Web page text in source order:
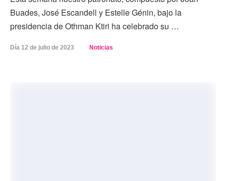
Buades, José Escandell y Estelle Génin, bajo la
presidencia de Othman Ktiri ha celebrado su …
Día 12 de julio de 2023 Noticias